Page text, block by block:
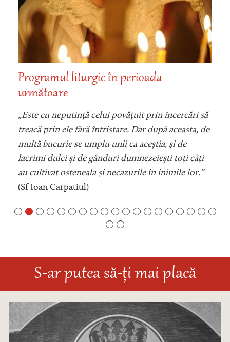
Programul liturgic în perioada
următoare
„Este cu neputință celui povățuit prin încercări să
treacă prin ele fără întristare. Dar după aceasta, de
multă bucurie se umplu unii ca aceștia, și de
lacrimi dulci și de gânduri dumnezeiești toți câți
au cultivat osteneala și necazurile în inimile lor.”
(Sf Ioan Carpatiul)
S-ar putea să-ți mai placă